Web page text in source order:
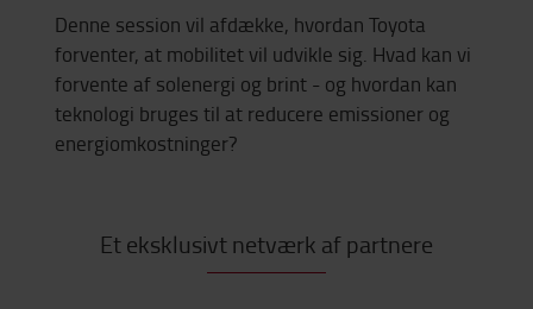
Denne session vil afdække, hvordan Toyota
forventer, at mobilitet vil udvikle sig. Hvad kan vi
forvente af solenergi og brint - og hvordan kan
teknologi bruges til at reducere emissioner og
energiomkostninger?
Et eksklusivt netværk af partnere